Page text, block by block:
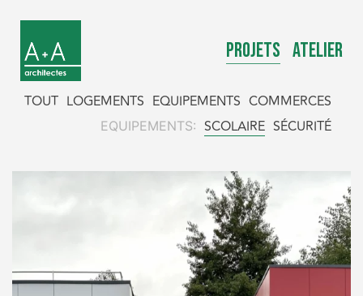
PROJETS ATELIER
TOUT LOGEMENTS EQUIPEMENTS COMMERCES
EQUIPEMENTS: SCOLAIRE SÉCURITÉ